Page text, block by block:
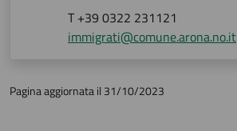
T +39 0322 231121
immigrati@comune.arona.no.it
Pagina aggiornata il 31/10/2023